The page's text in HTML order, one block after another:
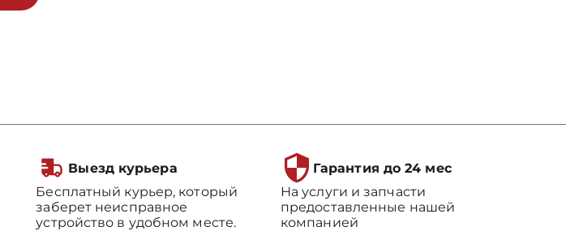
Выезд курьера
Бесплатный курьер, который
заберет неисправное
устройство в удобном месте.
Гарантия до 24 мес
На услуги и запчасти
предоставленные нашей
компанией